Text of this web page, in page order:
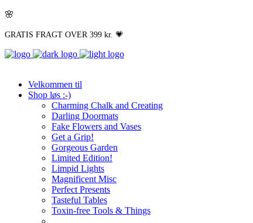
🌸
GRATIS FRAGT OVER 399 kr. 💗
Velkommen til
Shop løs :-)
Charming Chalk and Creating
Darling Doormats
Fake Flowers and Vases
Get a Grip!
Gorgeous Garden
Limited Edition!
Limpid Lights
Magnificent Misc
Perfect Presents
Tasteful Tables
Toxin-free Tools & Things